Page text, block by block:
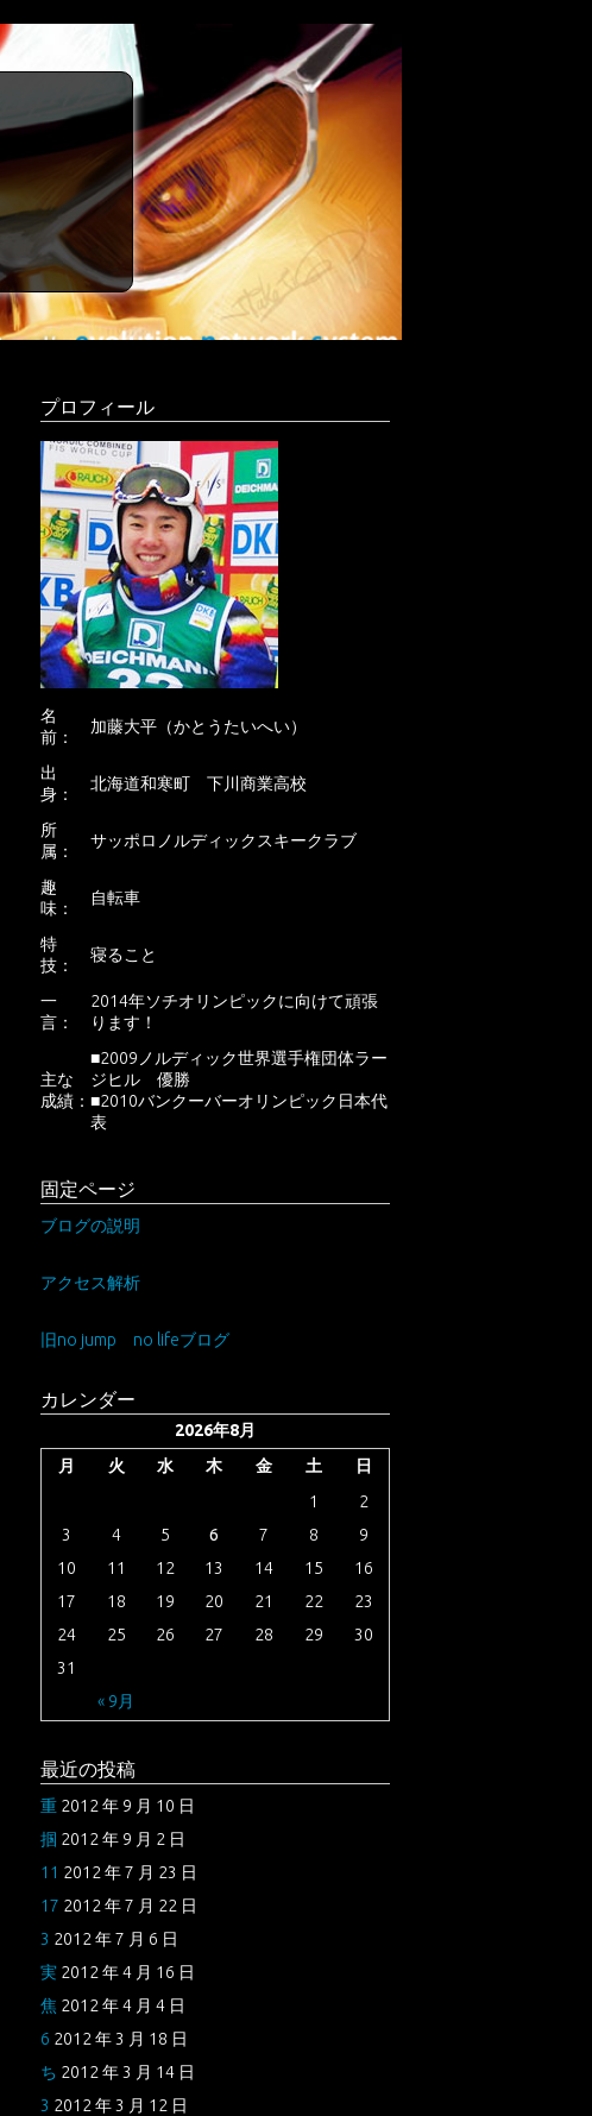
プロフィール
名
前：
加藤大平（かとうたいへい）
出
身：
北海道和寒町 下川商業高校
所
属：
サッポロノルディックスキークラブ
趣
味：
自転車
特
技：
寝ること
一
言：
2014年ソチオリンピックに向けて頑張
ります！
主な
成績：
■2009ノルディック世界選手権団体ラー
ジヒル 優勝
■2010バンクーバーオリンピック日本代
表
固定ページ
ブログの説明
アクセス解析
旧no jump no lifeブログ
カレンダー
2026年8月
月
火 水 木 金 土 日
« 9月
1
2
3
4 5 6 7 8
9
10
11 12 13 14 15
16
17
18 19 20 21 22
23
24
25 26 27 28 29
30
31
最近の投稿
重 2012 年 9 月 10 日
掴 2012 年 9 月 2 日
11 2012 年 7 月 23 日
17 2012 年 7 月 22 日
3 2012 年 7 月 6 日
実 2012 年 4 月 16 日
焦 2012 年 4 月 4 日
6 2012 年 3 月 18 日
ち 2012 年 3 月 14 日
3 2012 年 3 月 12 日